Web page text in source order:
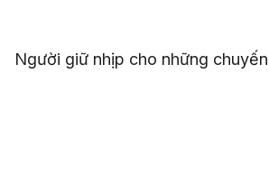
Người giữ nhịp cho những